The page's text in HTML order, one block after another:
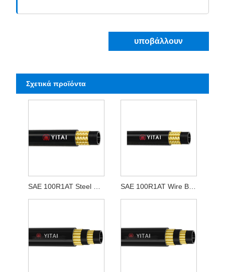
υποβάλλουν
Σχετικά προϊόντα
SAE 100R1AT Wire Braid Υδραυλικός ελαστικός σωλήνας